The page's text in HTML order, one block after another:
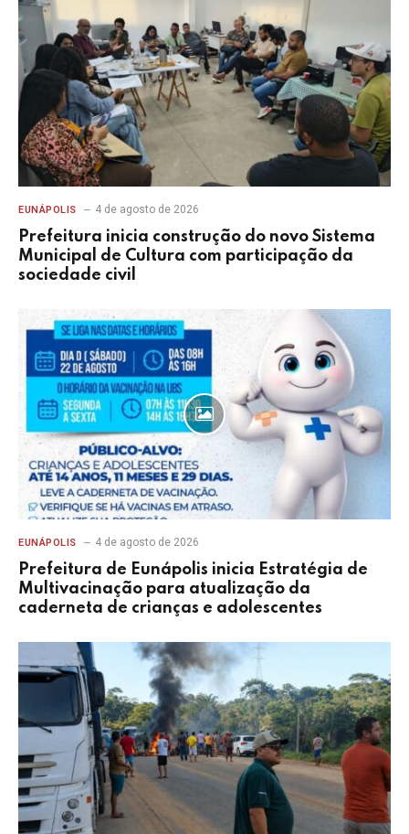
EUNÁPOLIS 4 de agosto de 2026
Prefeitura inicia construção do novo Sistema
Municipal de Cultura com participação da
sociedade civil
EUNÁPOLIS 4 de agosto de 2026
Prefeitura de Eunápolis inicia Estratégia de
Multivacinação para atualização da
caderneta de crianças e adolescentes